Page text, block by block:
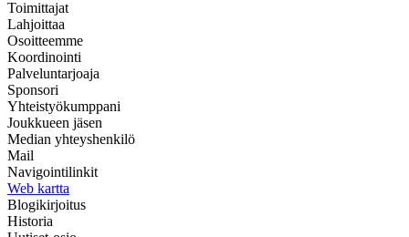
Toimittajat
Lahjoittaa
Osoitteemme
Koordinointi
Palveluntarjoaja
Sponsori
Yhteistyökumppani
Joukkueen jäsen
Median yhteyshenkilö
Mail
Navigointilinkit
Web kartta
Blogikirjoitus
Historia